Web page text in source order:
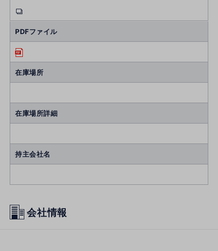
PDFファイル
在庫場所
在庫場所詳細
持主会社名
会社情報